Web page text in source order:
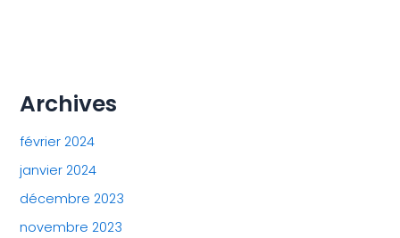
Archives
février 2024
janvier 2024
décembre 2023
novembre 2023